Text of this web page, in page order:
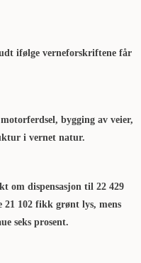
ifølge verneforskriftene får
bygging av veier,
i vernet natur.
om dispensasjon til 22 429
102 fikk grønt lys, mens
seks prosent.